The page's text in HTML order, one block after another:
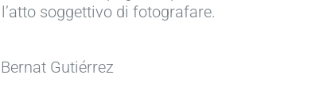
soggettivo di fotografare.
Gutiérrez